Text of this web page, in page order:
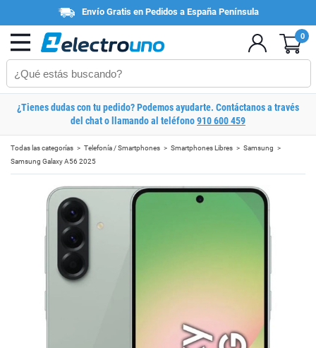
Envío Gratis en Pedidos a España Península
0
¿Tienes dudas con tu pedido? Podemos ayudarte. Contáctanos a través
del chat o llamando al teléfono910 600 459
Todas las categorías Telefonía / Smartphones Smartphones Libres
Samsung
Samsung Galaxy A56 2025